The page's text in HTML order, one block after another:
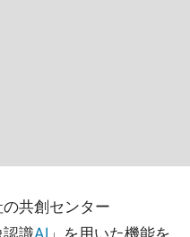
共創センター
認識AI 」を用いた機能を